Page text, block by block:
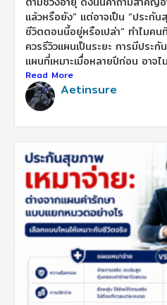
แล้วหรือยัง” แต่อาจเป็น “ประกั
ชีวิตตอนนี้อยู่หรือเปล่า” ทำไมค
ควรรีวิวแผนเป็นระยะ การมีประ
แผนที่เหมาะเมื่อหลายปีก่อน อาจไ
Read More
Aetinsure